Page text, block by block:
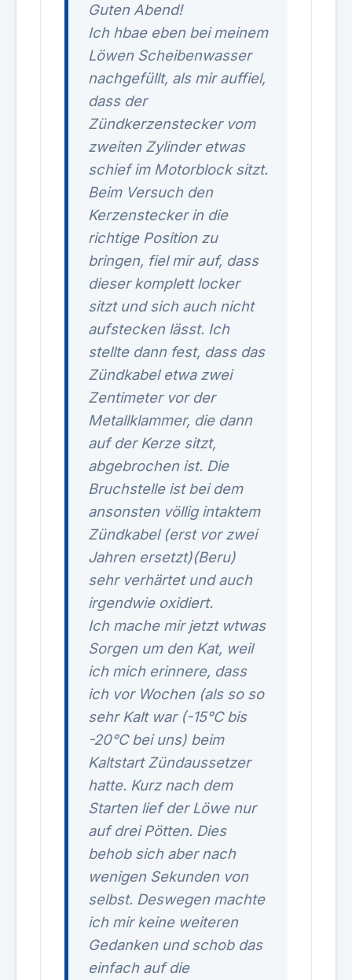
Guten Abend!
Ich hbae eben bei meinem
Löwen Scheibenwasser
nachgefüllt, als mir auffiel,
dass der
Zündkerzenstecker vom
zweiten Zylinder etwas
schief im Motorblock sitzt.
Beim Versuch den
Kerzenstecker in die
richtige Position zu
bringen, fiel mir auf, dass
dieser komplett locker
sitzt und sich auch nicht
aufstecken lässt. Ich
stellte dann fest, dass das
Zündkabel etwa zwei
Zentimeter vor der
Metallklammer, die dann
auf der Kerze sitzt,
abgebrochen ist. Die
Bruchstelle ist bei dem
ansonsten völlig intaktem
Zündkabel (erst vor zwei
Jahren ersetzt)(Beru)
sehr verhärtet und auch
irgendwie oxidiert.
Ich mache mir jetzt wtwas
Sorgen um den Kat, weil
ich mich erinnere, dass
ich vor Wochen (als so so
sehr Kalt war (-15°C bis
-20°C bei uns) beim
Kaltstart Zündaussetzer
hatte. Kurz nach dem
Starten lief der Löwe nur
auf drei Pötten. Dies
behob sich aber nach
wenigen Sekunden von
selbst. Deswegen machte
ich mir keine weiteren
Gedanken und schob das
einfach auf die